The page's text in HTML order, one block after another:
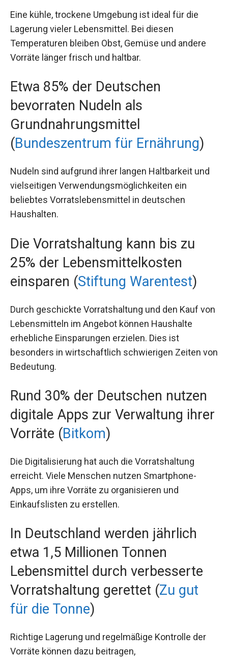
Eine kühle, trockene Umgebung ist ideal für die
Lagerung vieler Lebensmittel. Bei diesen
Temperaturen bleiben Obst, Gemüse und andere
Vorräte länger frisch und haltbar.
Etwa 85% der Deutschen
bevorraten Nudeln als
Grundnahrungsmittel
(Bundeszentrum für Ernährung)
Nudeln sind aufgrund ihrer langen Haltbarkeit und
vielseitigen Verwendungsmöglichkeiten ein
beliebtes Vorratslebensmittel in deutschen
Haushalten.
Die Vorratshaltung kann bis zu
25% der Lebensmittelkosten
einsparen (Stiftung Warentest)
Durch geschickte Vorratshaltung und den Kauf von
Lebensmitteln im Angebot können Haushalte
erhebliche Einsparungen erzielen. Dies ist
besonders in wirtschaftlich schwierigen Zeiten von
Bedeutung.
Rund 30% der Deutschen nutzen
digitale Apps zur Verwaltung ihrer
Vorräte (Bitkom)
Die Digitalisierung hat auch die Vorratshaltung
erreicht. Viele Menschen nutzen Smartphone-
Apps, um ihre Vorräte zu organisieren und
Einkaufslisten zu erstellen.
In Deutschland werden jährlich
etwa 1,5 Millionen Tonnen
Lebensmittel durch verbesserte
Vorratshaltung gerettet (Zu gut
für die Tonne)
Richtige Lagerung und regelmäßige Kontrolle der
Vorräte können dazu beitragen,